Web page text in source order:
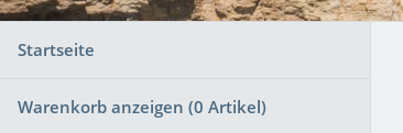
Startseite
Warenkorb anzeigen (0 Artikel)